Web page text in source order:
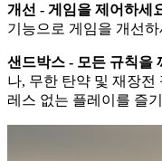
개선 - 게임을 제어하세
기능으로 게임을 개선하
샌드박스 - 모든 규칙을
나, 무한 탄약 및 재장전
레스 없는 플레이를 즐